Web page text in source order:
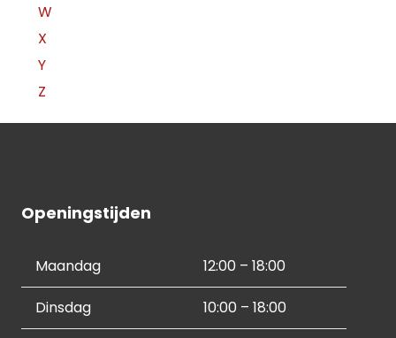
W
X
Y
Z
Openingstijden
Maandag 12:00 – 18:00
Dinsdag 10:00 – 18:00